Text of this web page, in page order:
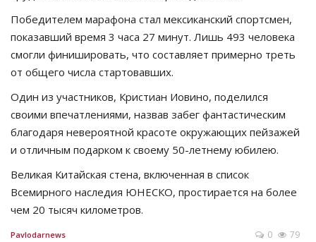
Победителем марафона стал мексиканский спортсмен,
показавший время 3 часа 27 минут. Лишь 493 человека
смогли финишировать, что составляет примерно треть
от общего числа стартовавших.
Один из участников, Кристиан Иовино, поделился
своими впечатлениями, назвав забег фантастическим
благодаря невероятной красоте окружающих пейзажей
и отличным подарком к своему 50-летнему юбилею.
Великая Китайская стена, включенная в список
Всемирного наследия ЮНЕСКО, простирается на более
чем 20 тысяч километров.
Pavlodarnews 0 79